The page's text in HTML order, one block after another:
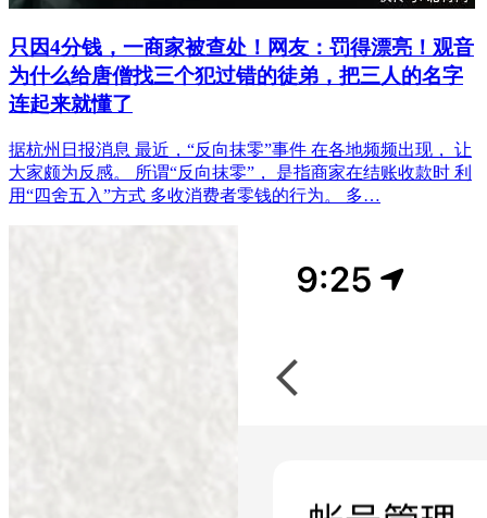
只因4分钱，一商家被查处！网友：罚得漂亮！观音
为什么给唐僧找三个犯过错的徒弟，把三人的名字
连起来就懂了
据杭州日报消息 最近，“反向抹零”事件 在各地频频出现， 让
大家颇为反感。 所谓“反向抹零”， 是指商家在结账收款时 利
用“四舍五入”方式 多收消费者零钱的行为。 多…